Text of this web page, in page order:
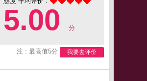
5.00 分
注 : 最高值5分 我要去评价